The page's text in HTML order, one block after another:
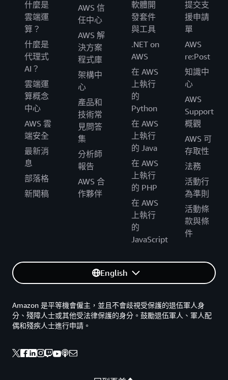
什麼是
雲端運
算？
什麼是
代理式
AI？
雲端運
算概念
中心
AWS 雲
端安全
最新消
息
部落格
新聞稿
AWS 信
任中心
AWS 解
決方案
程式庫
架構中
心
產品和
技術常
見問答
集
分析師
報告
AWS 合
作夥伴
軟體開
發套件
與工具
.NET on
AWS
在 AWS
上執行
的
Python
在 AWS
上執行
的 Java
在 AWS
上執行
的 PHP
在 AWS
上執行
的
JavaScript
提交支
援申請
單
AWS
re:Post
知識中
心
AWS
Support
概觀
AWS 可
存取性
法務
活動行
為準則
活動條
款與條
件
English
Amazon 是平等機會僱主，並且不會歧視受保護的退伍軍人身
分、殘障人士或其他受法律保護的身分。鼓勵退伍軍人、軍人配
偶和殘疾人士進行申請。